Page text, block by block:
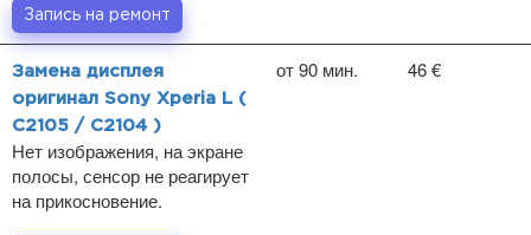
Запись на ремонт
Замена дисплея
оригинал Sony Xperia L (
C2105 / C2104 )
Нет изображения, на экране
полосы, сенсор не реагирует
на прикосновение.
от 90 мин. 46 €